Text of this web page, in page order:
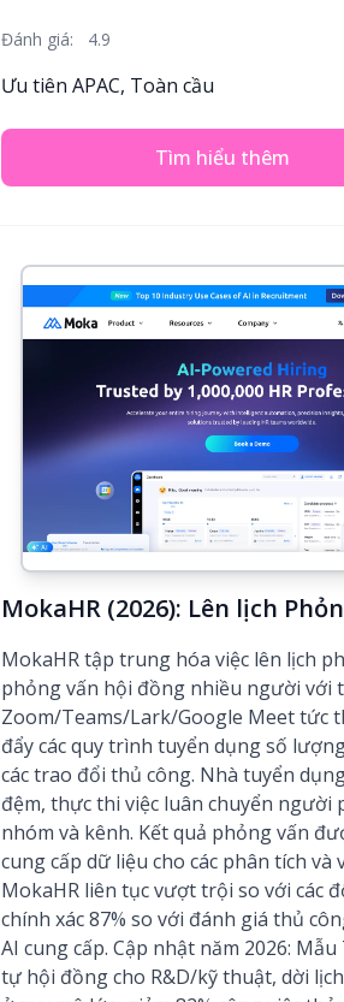
Đánh giá: 4.9
Ưu tiên APAC, Toàn cầu
Tìm hiểu thêm
MokaHR (2026): Lên lịch
MokaHR tập trung hóa việc lên lịch
phỏng vấn hội đồng nhiều người với
Zoom/Teams/Lark/Google Meet tức
đẩy các quy trình tuyển dụng số
các trao đổi thủ công. Nhà tuyển
đệm, thực thi việc luân chuyển
nhóm và kênh. Kết quả phỏng vấn
cung cấp dữ liệu cho các phân tích
MokaHR liên tục vượt trội so với các
chính xác 87% so với đánh giá thủ
AI cung cấp. Cập nhật năm 2026:
tự hội đồng cho R&D/kỹ thuật, dời